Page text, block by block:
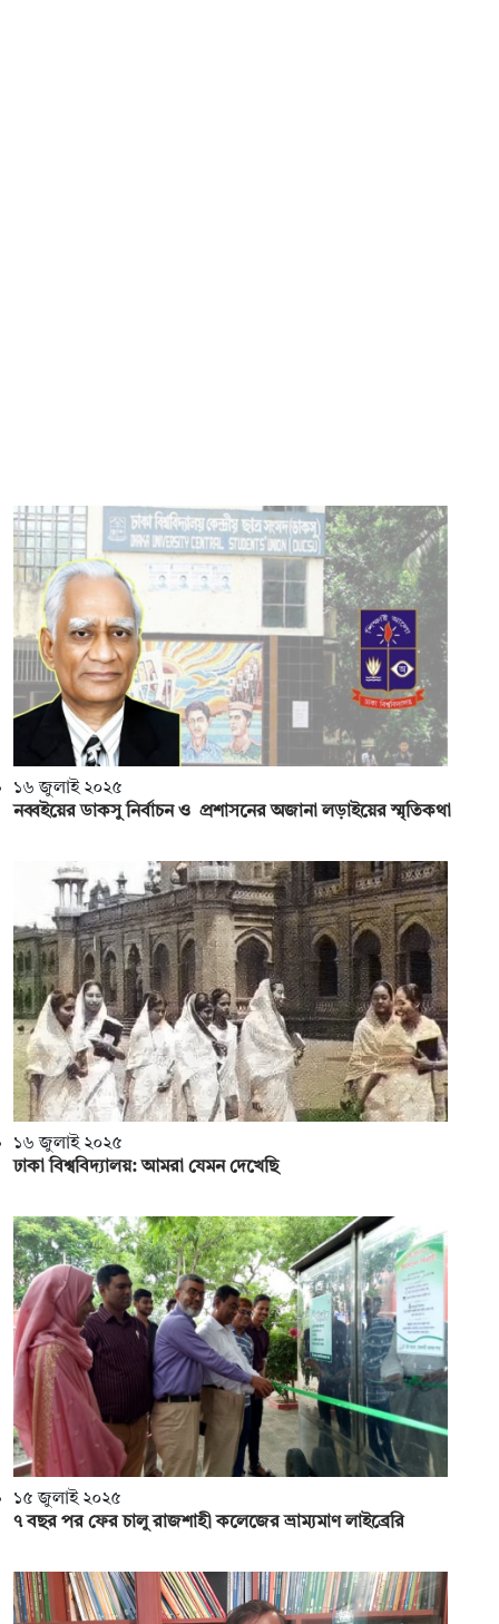
১৬ জুলাই ২০২৫
নব্বইয়ের ডাকসু নির্বাচন ও প্রশাসনের অজানা লড়াইয়ের স্মৃতিকথা
১৬ জুলাই ২০২৫
ঢাকা বিশ্ববিদ্যালয়: আমরা যেমন দেখেছি
১৫ জুলাই ২০২৫
৭ বছর পর ফের চালু রাজশাহী কলেজের ভ্রাম্যমাণ লাইব্রেরি